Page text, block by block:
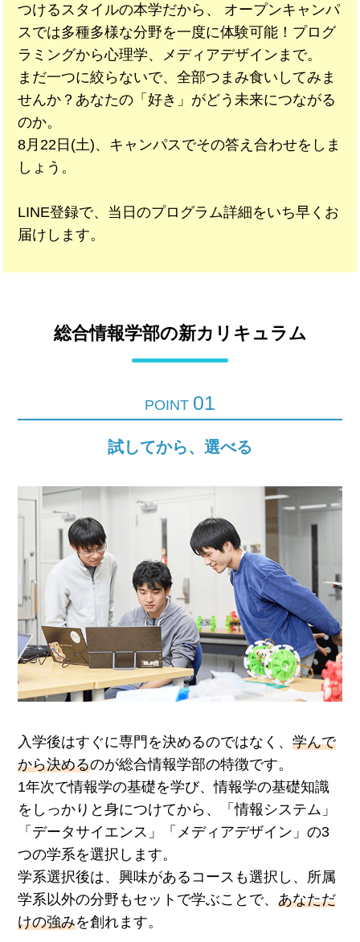
つけるスタイルの本学だから、 オープンキャンパ
スでは多種多様な分野を一度に体験可能！プログ
ラミングから心理学、メディアデザインまで。
まだ一つに絞らないで、全部つまみ食いしてみま
せんか？あなたの「好き」がどう未来につながる
のか。
8月22日(土)、キャンパスでその答え合わせをしま
しょう。
LINE登録で、当日のプログラム詳細をいち早くお
届けします。
総合情報学部の新カリキュラム
POINT 01
試してから、選べる
入学後はすぐに専門を決めるのではなく、学んで
から決めるのが総合情報学部の特徴です。
1年次で情報学の基礎を学び、情報学の基礎知識
をしっかりと身につけてから、「情報システム」
「データサイエンス」「メディアデザイン」の3
つの学系を選択します。
学系選択後は、興味があるコースも選択し、所属
学系以外の分野もセットで学ぶことで、あなただ
けの強みを創れます。